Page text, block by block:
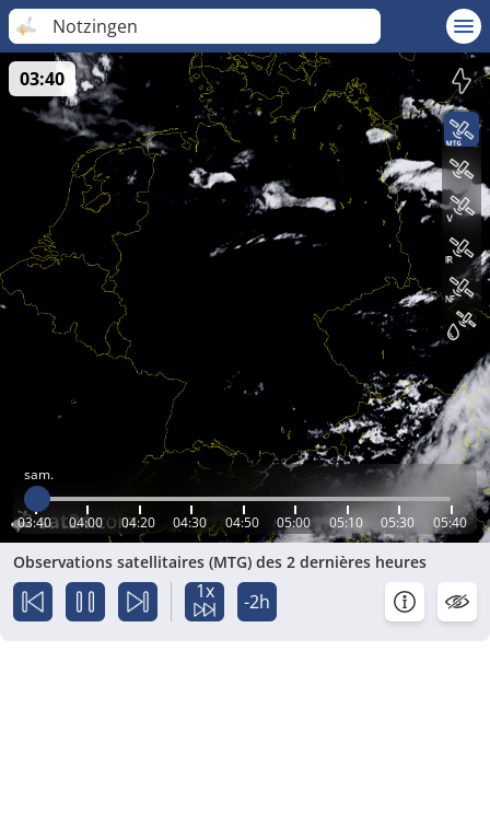
Notzingen
sam.
03:40 04:00 04:20 04:30 04:50 05:00 05:10 05:30 05:40
03:40
Observations satellitaires (MTG) des 2 dernières heures
1x -2h